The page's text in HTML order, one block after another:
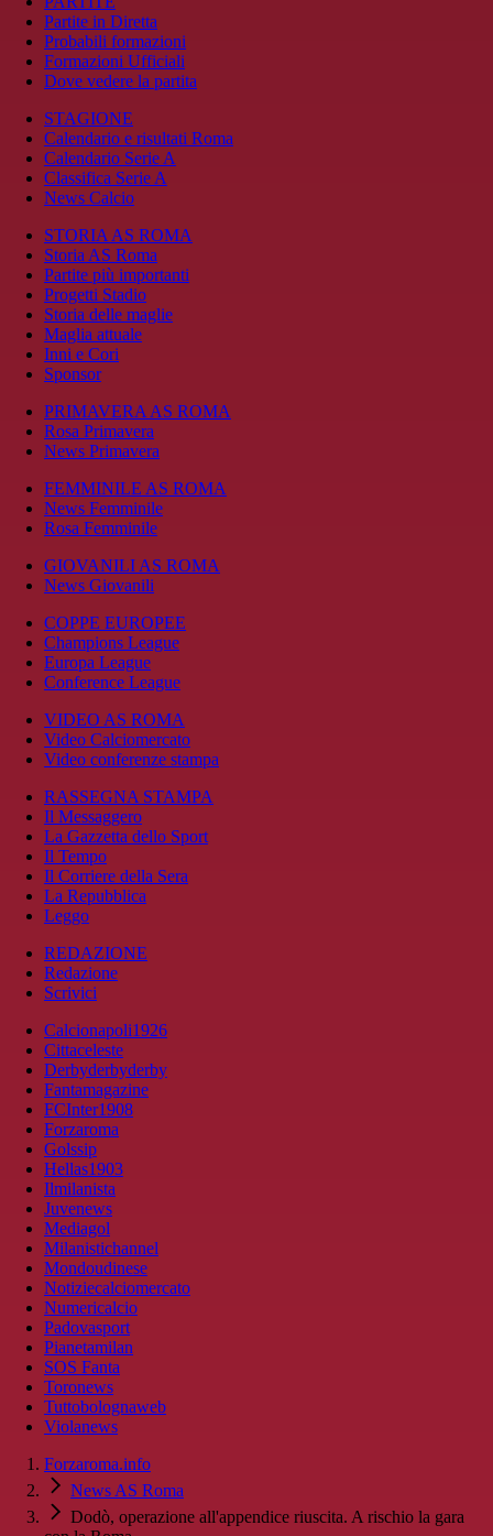
Partite in Diretta
Probabili formazioni
Formazioni Ufficiali
Dove vedere la partita
STAGIONE
Calendario e risultati Roma
Calendario Serie A
Classifica Serie A
News Calcio
STORIA AS ROMA
Storia AS Roma
Partite più importanti
Progetti Stadio
Storia delle maglie
Maglia attuale
Inni e Cori
Sponsor
PRIMAVERA AS ROMA
Rosa Primavera
News Primavera
FEMMINILE AS ROMA
News Femminile
Rosa Femminile
GIOVANILI AS ROMA
News Giovanili
COPPE EUROPEE
Champions League
Europa League
Conference League
VIDEO AS ROMA
Video Calciomercato
Video conferenze stampa
RASSEGNA STAMPA
Il Messaggero
La Gazzetta dello Sport
Il Tempo
Il Corriere della Sera
La Repubblica
Leggo
REDAZIONE
Redazione
Scrivici
Calcionapoli1926
Cittaceleste
Derbyderbyderby
Fantamagazine
FCInter1908
Forzaroma
Golssip
Hellas1903
Ilmilanista
Juvenews
Mediagol
Milanistichannel
Mondoudinese
Notiziecalciomercato
Numericalcio
Padovasport
Pianetamilan
SOS Fanta
Toronews
Tuttobolognaweb
Violanews
Forzaroma.info
News AS Roma
Dodò, operazione all'appendice riuscita. A rischio la gara